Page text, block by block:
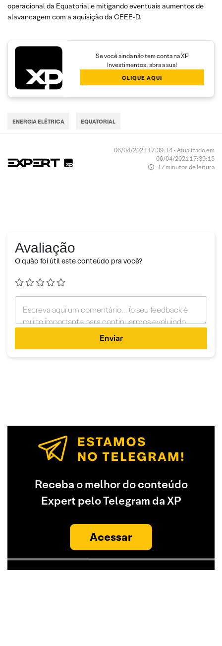
operacional da Equatorial e mitigando eventuais aumentos de
alavancagem com a aquisição da CEEE-D.
Se você ainda não tem conta na XP
Investimentos, abra a sua!
CLIQUE AQUI
ENERGIA ELÉTRICA EQUATORIAL
06/04/2021 17:39:14 • Atualizado em
06/04/2021 17:39:15
17 minutos de leitura
Avaliação
O quão foi útil este conteúdo pra você?
Enviar
Receba o melhor do conteúdo
Expert pelo Telegram da XP
Acessar